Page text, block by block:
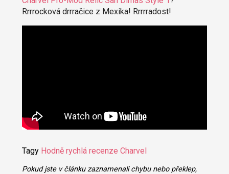
Rrrrocková drrračice z Mexika! Rrrrradost!
Tagy Hodně rychlá recenze Charvel
Pokud jste v článku zaznamenali chybu nebo překlep,